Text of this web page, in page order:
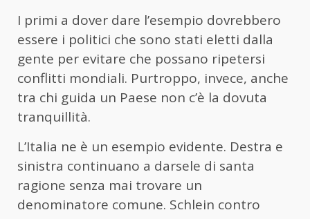
I primi a dover dare l’esempio dovrebbero
essere i politici che sono stati eletti dalla
gente per evitare che possano ripetersi
conflitti mondiali. Purtroppo, invece, anche
tra chi guida un Paese non c’è la dovuta
tranquillità.
L’Italia ne è un esempio evidente. Destra e
sinistra continuano a darsele di santa
ragione senza mai trovare un
denominatore comune. Schlein contro